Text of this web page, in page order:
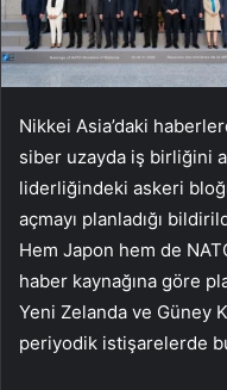
Nikkei Asia’daki
siber uzayda iş birliğini
liderliğindeki askeri
açmayı planladığı
Hem Japon hem de
haber kaynağına göre
Yeni Zelanda ve Güney
periyodik istişarelerde